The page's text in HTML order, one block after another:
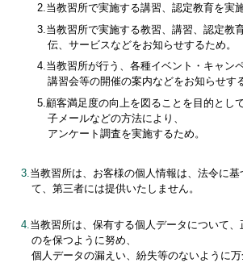
2.当教習所で実施する講習、認定教育を実
3.当教習所で実施する教習、講習、認定教
伝、サービスなどをお知らせするため。
4.当教習所が行う、各種イベント・キャン
講習会等の開催の案内などをお知らせす
5.顧客満足度の向上を図ることを目的とし
子メールなどの方法により、
アンケート調査を実施するため。
3.当教習所は、お客様の個人情報は、法令に
て、第三者には提供いたしません。
4.当教習所は、保有する個人データについて、
のを保つように努め、
個人データの漏えい、紛失等のないように